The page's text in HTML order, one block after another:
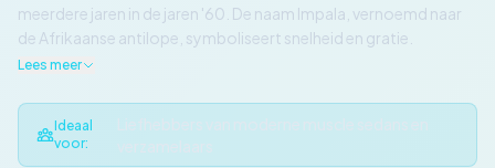
meerdere jaren in de jaren '60. De naam Impala, vernoemd naar
de Afrikaanse antilope, symboliseert snelheid en gratie.
Lees meer
Ideaal
voor: